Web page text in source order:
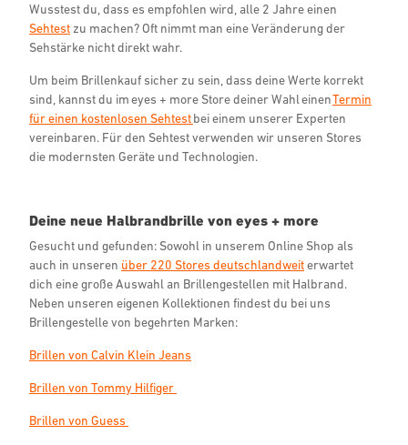
Wusstest du, dass es empfohlen wird, alle 2 Jahre einen
Sehtest zu machen? Oft nimmt man eine Veränderung der
Sehstärke nicht direkt wahr.
Um beim Brillenkauf sicher zu sein, dass deine Werte korrekt
sind, kannst du im eyes + more Store deiner Wahl einenTermin
für einen kostenlosen Sehtestbei einem unserer Experten
vereinbaren. Für den Sehtest verwenden wir unseren Stores
die modernsten Geräte und Technologien.
Deine neue Halbrandbrille von eyes + more
Gesucht und gefunden: Sowohl in unserem Online Shop als
auch in unseren über 220 Stores deutschlandweiterwartet
dich eine große Auswahl an Brillengestellen mit Halbrand.
Neben unseren eigenen Kollektionen findest du bei uns
Brillengestelle von begehrten Marken:
Brillen von Calvin Klein Jeans
Brillen von Tommy Hilfiger
Brillen von Guess